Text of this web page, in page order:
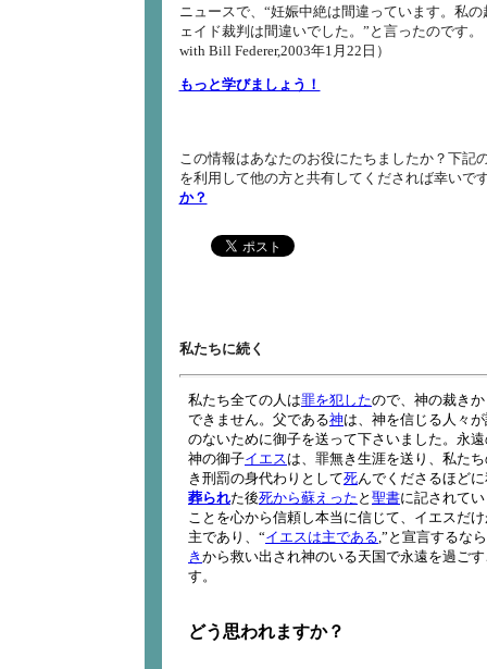
ニュースで、“妊娠中絶は間違っています。私
ェイド裁判は間違いでした。”と言ったのです。
with Bill Federer,2003年1月22日）
もっと学びましょう！
この情報はあなたのお役にたちましたか？下記
を利用して他の方と共有してくだされば幸いで
か？
私たちに続く